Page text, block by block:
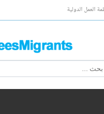
العمل الدولية